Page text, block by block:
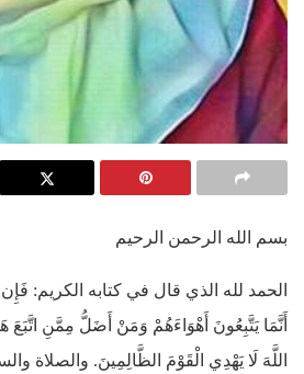
بسم الله الرحمن الرحيم
الحمد لله الذي قال في كتابه الكريم:
أَنَّمَا يَتَّبِعُونَ أَهْوَاءَهُمْ وَمَنْ أَضَلُّ مِمَّنِ اتَّبَعَ
اللَّهَ لَا يَهْدِي الْقَوْمَ الظَّالِمِينَ. والصلاة